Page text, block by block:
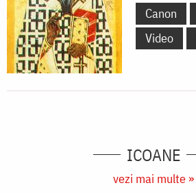
Canon
Video
ICOANE
vezi mai multe »